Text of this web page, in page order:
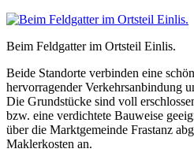
Beim Feldgatter im Ortsteil Einlis.
Beide Standorte verbinden eine
hervorragender Verkehrsanbindung
Die Grundstücke sind voll
bzw. eine verdichtete Bauweise
über die Marktgemeinde Frastanz
Maklerkosten an.